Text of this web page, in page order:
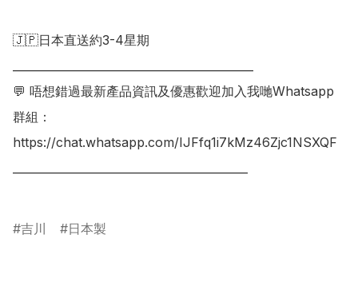
🇯🇵日本直送約3-4星期
💬 唔想錯過最新產品資訊及優惠歡迎加入我哋Whatsapp
群組：
https://chat.whatsapp.com/IJFfq1i7kMz46Zjc1NSXQF
吉川 日本製